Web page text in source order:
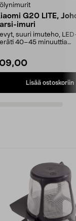
G20 LITE,
imuri
suuri imuteho,
40–45 minuuttia
Lisää ostoskoriin